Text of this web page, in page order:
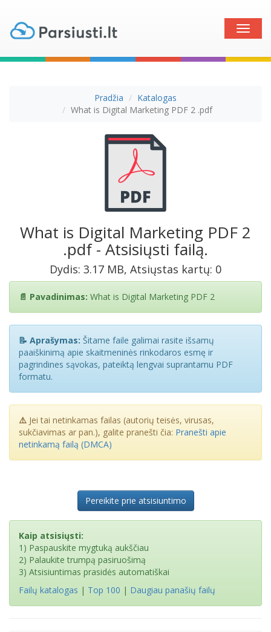
Toggle
Pradžia
Katalogas
What is Digital Marketing PDF 2 .pdf
What is Digital Marketing PDF 2
.pdf - Atsisiųsti failą.
Dydis: 3.17 MB, Atsiųstas kartų: 0
📄 Pavadinimas: What is Digital Marketing PDF 2
📝 Aprašymas: Šitame faile galimai rasite išsamų
paaiškinimą apie skaitmeninės rinkodaros esmę ir
pagrindines sąvokas, pateiktą lengvai suprantamu PDF
formatu.
⚠️ Jei tai netinkamas failas (autorių teisės, virusas,
sukčiavimas ar pan.), galite pranešti čia: Pranešti apie
netinkamą failą (DMCA)
Pereikite prie atsisiuntimo
Kaip atsisiųsti:
1) Paspauskite mygtuką aukščiau
2) Palaukite trumpą pasiruošimą
3) Atsisiuntimas prasidės automatiškai
Failų katalogas | Top 100 | Daugiau panašių failų